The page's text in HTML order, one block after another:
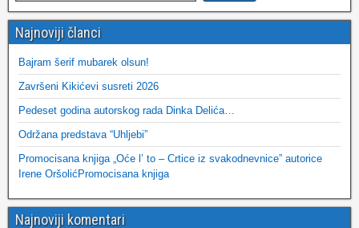
Najnoviji članci
Bajram šerif mubarek olsun!
Završeni Kikićevi susreti 2026
Pedeset godina autorskog rada Dinka Delića…
Održana predstava “Uhljebi”
Promocisana knjiga „Oće l’ to – Crtice iz svakodnevnice” autorice
Irene OršolićPromocisana knjiga
Najnoviji komentari